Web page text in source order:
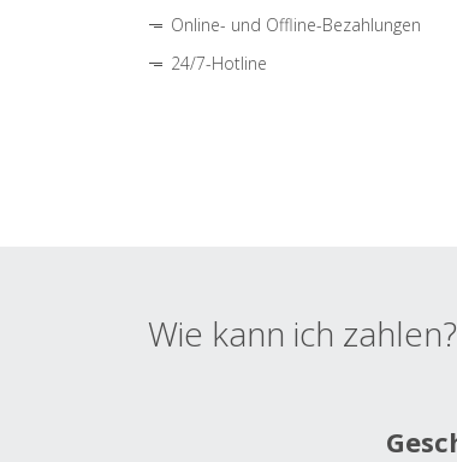
Online- und Offline-Bezahlungen
24/7-Hotline
Wie kann ich zahlen?